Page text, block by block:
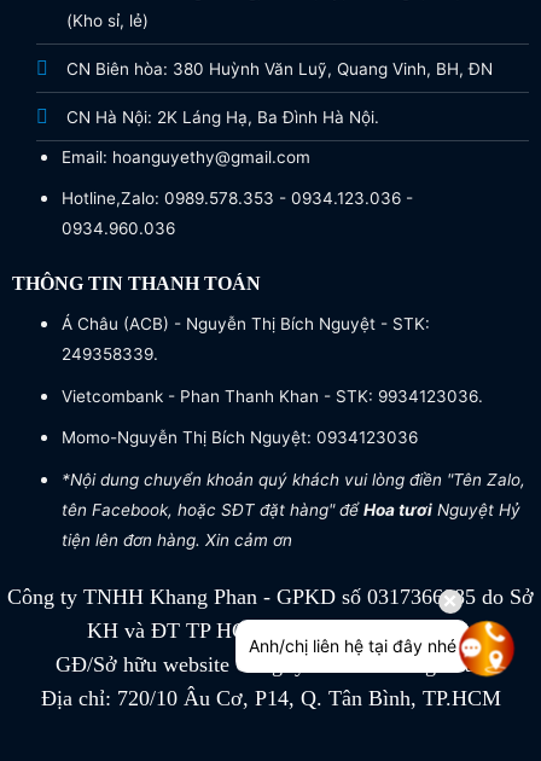
(Kho sỉ, lẻ)
CN Biên hòa: 380 Huỳnh Văn Luỹ, Quang Vinh, BH, ĐN
CN Hà Nội: 2K Láng Hạ, Ba Đình Hà Nội.
Email: hoanguyethy@gmail.com
Hotline,Zalo: 0989.578.353 - 0934.123.036 -
0934.960.036
THÔNG TIN THANH TOÁN
Á Châu (ACB) - Nguyễn Thị Bích Nguyệt - STK:
249358339.
Vietcombank - Phan Thanh Khan - STK: 9934123036.
Momo-Nguyễn Thị Bích Nguyệt: 0934123036
*Nội dung chuyển khoản quý khách vui lòng điền "Tên Zalo,
tên Facebook, hoặc SĐT đặt hàng" đểHoa tươiNguyệt Hỷ
tiện lên đơn hàng. Xin cảm ơn
Công ty TNHH Khang Phan - GPKD số 0317366885 do Sở
KH và ĐT TP HCM cấp ngày 04/07/2022
GĐ/Sở hữu website Công ty TNHH Khang Phan
Địa chỉ: 720/10 Âu Cơ, P14, Q. Tân Bình, TP.HCM
Anh/chị liên hệ tại đây nhé